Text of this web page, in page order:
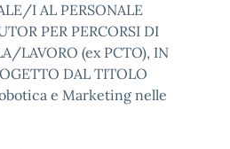
I AL PERSONALE
PER PERCORSI DI
LAVORO (ex PCTO), IN
DAL TITOLO
e Marketing nelle